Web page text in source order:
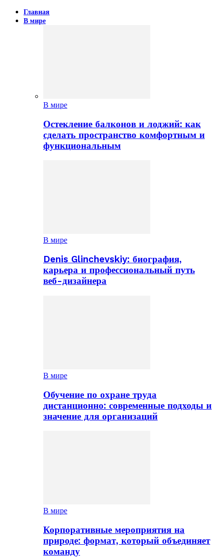
Главная
В мире
В мире
Остекление балконов и лоджий: как
сделать пространство комфортным и
функциональным
В мире
Denis Glinchevskiy: биография,
карьера и профессиональный путь
веб-дизайнера
В мире
Обучение по охране труда
дистанционно: современные подходы и
значение для организаций
В мире
Корпоративные мероприятия на
природе: формат, который объединяет
команду